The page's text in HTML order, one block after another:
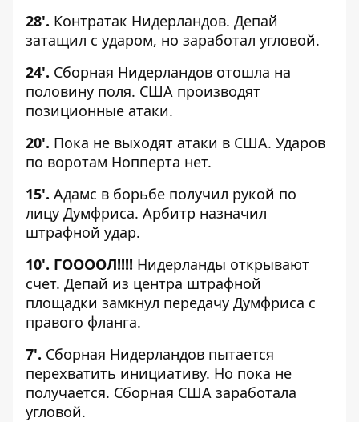
28'. Контратак Нидерландов. Депай
затащил с ударом, но заработал угловой.
24'. Сборная Нидерландов отошла на
половину поля. США производят
позиционные атаки.
20'. Пока не выходят атаки в США. Ударов
по воротам Нопперта нет.
15'. Адамс в борьбе получил рукой по
лицу Думфриса. Арбитр назначил
штрафной удар.
10'. ГООООЛ!!!! Нидерланды открывают
счет. Депай из центра штрафной
площадки замкнул передачу Думфриса с
правого фланга.
7'. Сборная Нидерландов пытается
перехватить инициативу. Но пока не
получается. Сборная США заработала
угловой.